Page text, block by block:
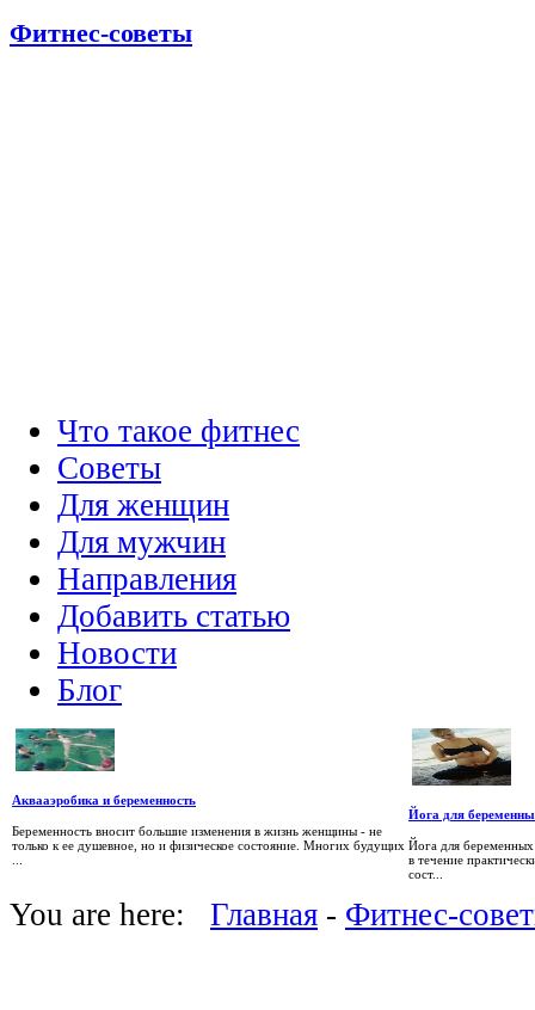
Фитнес-советы
Что такое фитнес
Советы
Для женщин
Для мужчин
Направления
Добавить статью
Новости
Блог
Аквааэробика и беременность
Беременность вносит большие изменения в жизнь женщины - не
только к ее душевное, но и физическое состояние. Многих будущих
Йога для
Йога для
в течение
сост...
You are here: Главная - Фитнес-